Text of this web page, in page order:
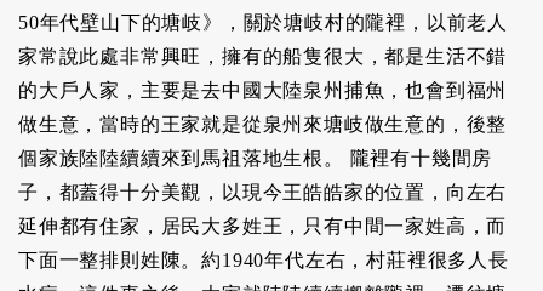
50年代壁山下的塘岐》，關於塘岐村的隴裡，以前老人
家常說此處非常興旺，擁有的船隻很大，都是生活不錯
的大戶人家，主要是去中國大陸泉州捕魚，也會到福州
做生意，當時的王家就是從泉州來塘岐做生意的，後整
個家族陸陸續續來到馬祖落地生根。 隴裡有十幾間房
子，都蓋得十分美觀，以現今王皓皓家的位置，向左右
延伸都有住家，居民大多姓王，只有中間一家姓高，而
下面一整排則姓陳。約1940年代左右，村莊裡很多人長